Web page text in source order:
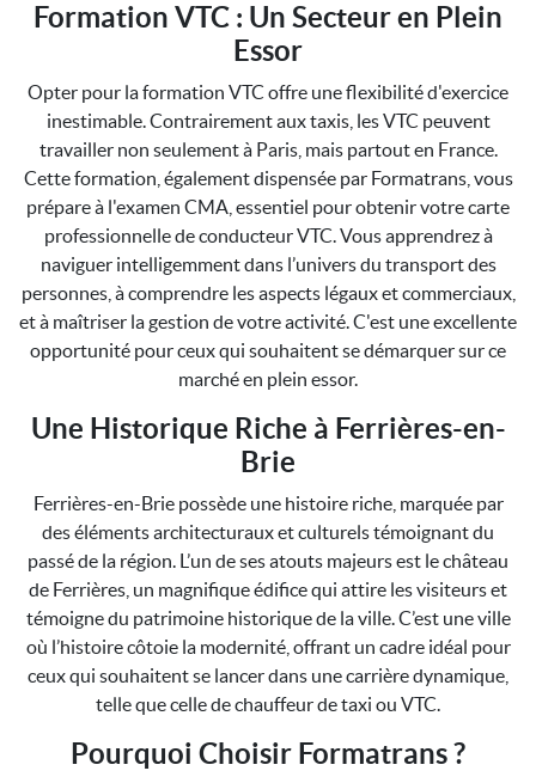
Formation VTC : Un Secteur en Plein
Essor
Opter pour la formation VTC offre une flexibilité d'exercice
inestimable. Contrairement aux taxis, les VTC peuvent
travailler non seulement à Paris, mais partout en France.
Cette formation, également dispensée par Formatrans, vous
prépare à l'examen CMA, essentiel pour obtenir votre carte
professionnelle de conducteur VTC. Vous apprendrez à
naviguer intelligemment dans l’univers du transport des
personnes, à comprendre les aspects légaux et commerciaux,
et à maîtriser la gestion de votre activité. C'est une excellente
opportunité pour ceux qui souhaitent se démarquer sur ce
marché en plein essor.
Une Historique Riche à Ferrières-en-
Brie
Ferrières-en-Brie possède une histoire riche, marquée par
des éléments architecturaux et culturels témoignant du
passé de la région. L’un de ses atouts majeurs est le château
de Ferrières, un magnifique édifice qui attire les visiteurs et
témoigne du patrimoine historique de la ville. C’est une ville
où l’histoire côtoie la modernité, offrant un cadre idéal pour
ceux qui souhaitent se lancer dans une carrière dynamique,
telle que celle de chauffeur de taxi ou VTC.
Pourquoi Choisir Formatrans ?